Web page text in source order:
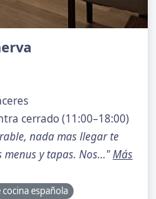
cerrado (11:00–18:00)
nada mas llegar te
y tapas. Nos..."Más
española